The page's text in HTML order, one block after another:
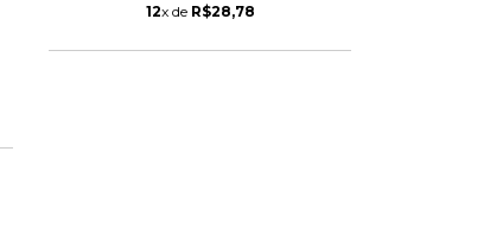
12x de R$28,78